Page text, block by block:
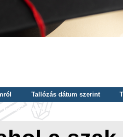
Tallózás dátum szerint
Tallózás nyelv szerint